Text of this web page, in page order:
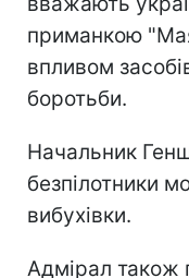
приманкою
впливом
боротьби.
Начальник
безпілотники
вибухівки.
Адмірал також